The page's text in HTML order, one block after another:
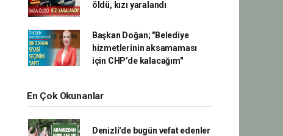
öldü, kızı yaralandı
Başkan Doğan; "Belediye
hizmetlerinin aksamaması
için CHP’de kalacağım"
En Çok Okunanlar
Denizli'de bugün vefat edenler